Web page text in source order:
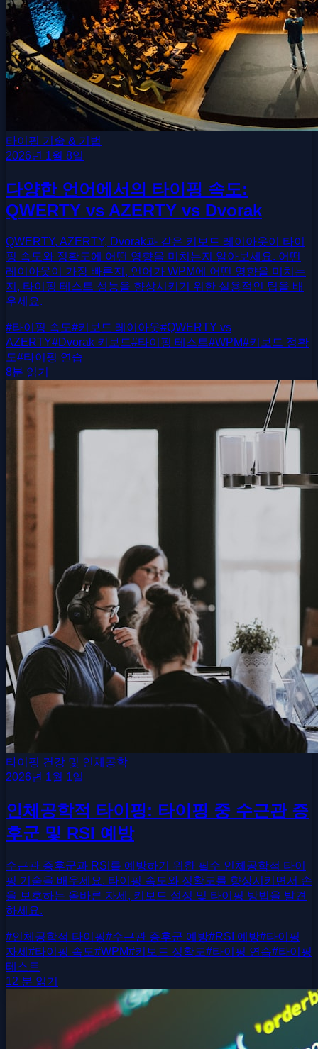
타이핑 기술 & 기법
2026년 1월 8일
다양한 언어에서의 타이핑 속도:
QWERTY vs AZERTY vs Dvorak
QWERTY, AZERTY, Dvorak과 같은 키보드 레이아웃이 타이
핑 속도와 정확도에 어떤 영향을 미치는지 알아보세요. 어떤
레이아웃이 가장 빠른지, 언어가 WPM에 어떤 영향을 미치는
지, 타이핑 테스트 성능을 향상시키기 위한 실용적인 팁을 배
우세요.
#타이핑 속도#키보드 레이아웃#QWERTY vs
AZERTY#Dvorak 키보드#타이핑 테스트#WPM#키보드 정확
도#타이핑 연습
8분 읽기
타이핑 건강 및 인체공학
2026년 1월 1일
인체공학적 타이핑: 타이핑 중 수근관 증
후군 및 RSI 예방
수근관 증후군과 RSI를 예방하기 위한 필수 인체공학적 타이
핑 기술을 배우세요. 타이핑 속도와 정확도를 향상시키면서 손
을 보호하는 올바른 자세, 키보드 설정 및 타이핑 방법을 발견
하세요.
#인체공학적 타이핑#수근관 증후군 예방#RSI 예방#타이핑
자세 #타이핑 속도#WPM#키보드 정확도#타이핑 연습#타이핑
테스트
12 분 읽기